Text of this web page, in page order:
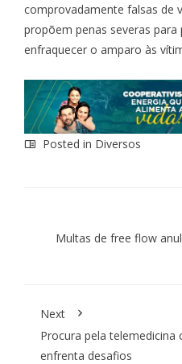
comprovadamente falsas de
propõem penas severas
enfraquecer o amparo às
Posted in Diversos
Multas de free flow
Next
Procura pela telemedicina
enfrenta desafios